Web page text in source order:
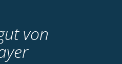
von